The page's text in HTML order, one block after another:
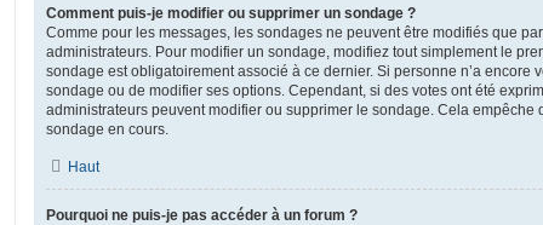
Comment puis-je modifier ou supprimer un sondage ?
Comme pour les messages, les sondages ne peuvent être modifiés que
administrateurs. Pour modifier un sondage, modifiez tout simplement le
sondage est obligatoirement associé à ce dernier. Si personne n’a encore
sondage ou de modifier ses options. Cependant, si des votes ont été
administrateurs peuvent modifier ou supprimer le sondage. Cela empêche
sondage en cours.
Haut
Pourquoi ne puis-je pas accéder à un forum ?